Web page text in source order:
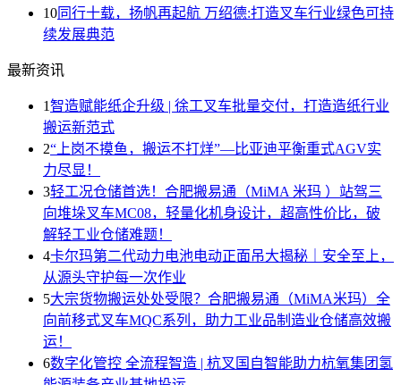
10同行十载，扬帆再起航 万绍德:打造叉车行业绿色可持
续发展典范
最新资讯
1智造赋能纸企升级 | 徐工叉车批量交付，打造造纸行业
搬运新范式
2“上岗不摸鱼，搬运不打烊”—比亚迪平衡重式AGV实
力尽显！
3轻工况仓储首选！合肥搬易通（MiMA 米玛 ）站驾三
向堆垛叉车MC08，轻量化机身设计，超高性价比，破
解轻工业仓储难题！
4卡尔玛第二代动力电池电动正面吊大揭秘｜安全至上，
从源头守护每一次作业
5大宗货物搬运处处受限？合肥搬易通（MiMA米玛）全
向前移式叉车MQC系列，助力工业品制造业仓储高效搬
运！
6数字化管控 全流程智造 | 杭叉国自智能助力杭氧集团氢